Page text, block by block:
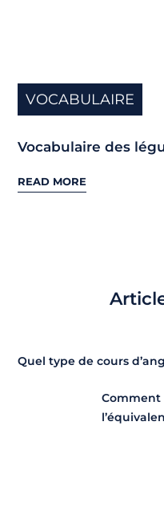
VOCABULAIRE
Vocabulaire des
READ MORE
Quel type de cours
Comment